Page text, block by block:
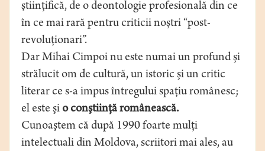
ştiinţifică, de o deontologie profesională din ce
în ce mai rară pentru criticii noştri “post-
revoluţionari”.
Dar Mihai Cimpoi nu este numai un profund şi
strălucit om de cultură, un istoric şi un critic
literar ce s-a impus întregului spaţiu românesc;
el este şi o conştiinţă românească.
Cunoaştem că după 1990 foarte mulţi
intelectuali din Moldova, scriitori mai ales, au